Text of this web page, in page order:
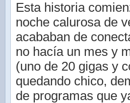
Esta historia
noche calurosa de
acababan de
no hacía un mes y
(uno de 20 gigas y
quedando chico,
de programas que